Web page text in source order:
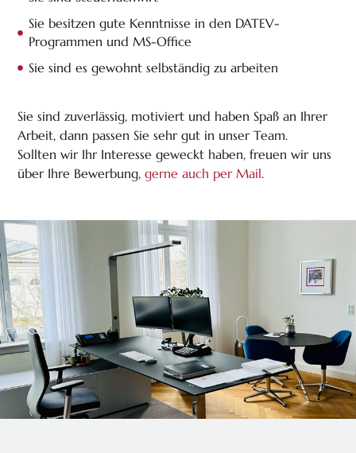
Sie besitzen gute Kenntnisse in den DATEV-
Programmen und MS-Office
Sie sind es gewohnt selbständig zu arbeiten
Sie sind zuverlässig, motiviert und haben Spaß an Ihrer
Arbeit, dann passen Sie sehr gut in unser Team.
Sollten wir Ihr Interesse geweckt haben, freuen wir uns
über Ihre Bewerbung,gerne auch per Mail.